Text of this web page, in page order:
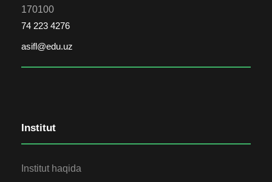
170100
74 223 4276
asifl@edu.uz
Institut
Institut haqida